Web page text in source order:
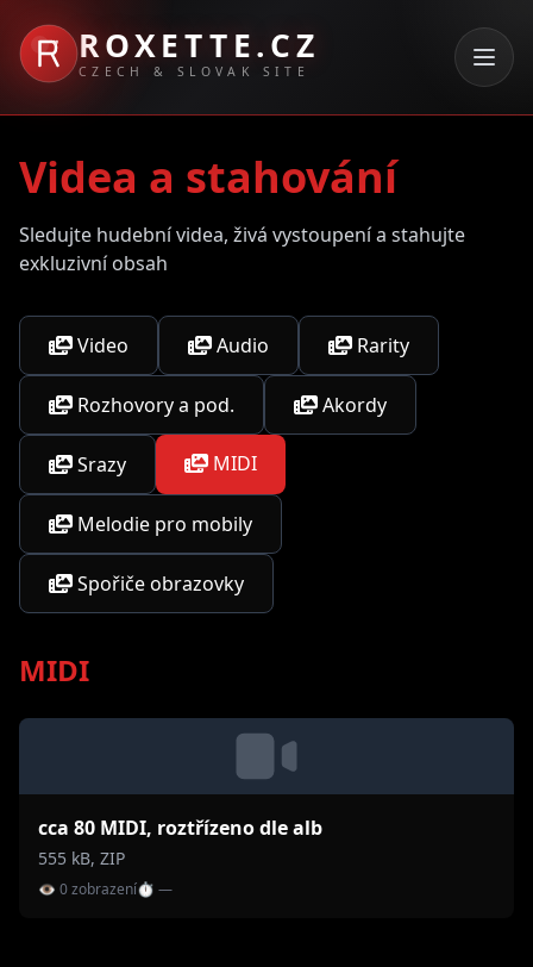
ROXETTE.CZ
CZECH & SLOVAK SITE
Videa a stahování
Sledujte hudební videa, živá vystoupení a stahujte
exkluzivní obsah
Video Audio Rarity
Rozhovory a pod. Akordy
Srazy MIDI
Melodie pro mobily
Spořiče obrazovky
MIDI
cca 80 MIDI, roztřízeno dle alb
555 kB, ZIP
👁 0 zobrazení⏱ —